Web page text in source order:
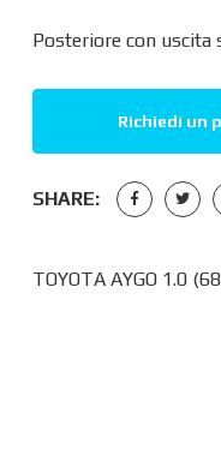
Posteriore con uscita
Richiedi un
SHARE:
TOYOTA AYGO 1.0